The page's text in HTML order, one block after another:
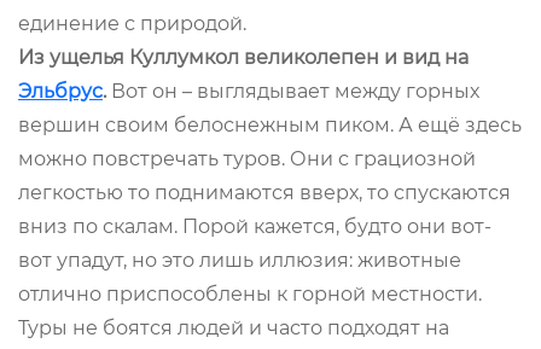
единение с природой.
Из ущелья Куллумкол великолепен и вид на
Эльбрус. Вот он – выглядывает между горных
вершин своим белоснежным пиком. А ещё здесь
можно повстречать туров. Они с грациозной
легкостью то поднимаются вверх, то спускаются
вниз по скалам. Порой кажется, будто они вот-
вот упадут, но это лишь иллюзия: животные
отлично приспособлены к горной местности.
Туры не боятся людей и часто подходят на